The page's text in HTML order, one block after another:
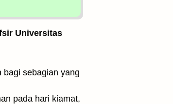
Universitas
pada hari kiamat,